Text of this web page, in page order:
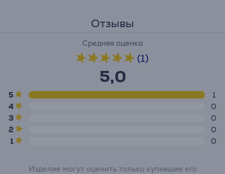
Отзывы
Средняя оценка
(1)
5,0
5
1
4
0
3
0
2
0
1
0
Изделие могут оценить только купившие его